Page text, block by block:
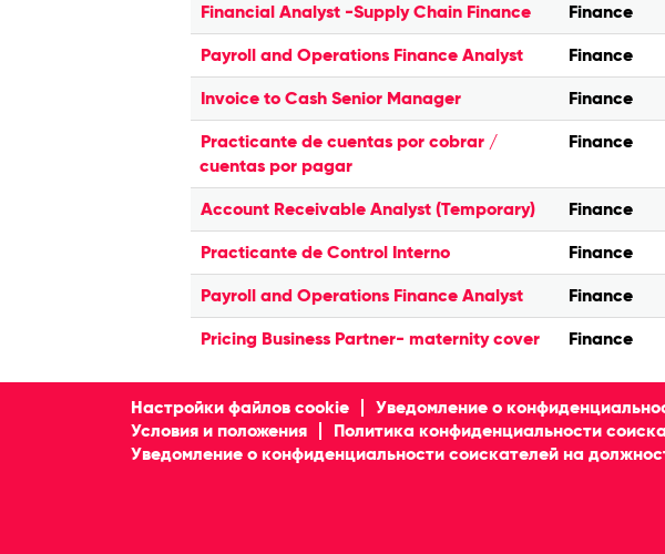
Financial Analyst -Supply Chain Finance Finance
Payroll and Operations Finance Analyst Finance
Invoice to Cash Senior Manager Finance
Practicante de cuentas por cobrar /
cuentas por pagar
Finance
Account Receivable Analyst (Temporary) Finance
Practicante de Control Interno Finance
Payroll and Operations Finance Analyst Finance
Pricing Business Partner- maternity cover Finance
Настройки файлов cookie Уведомление о
Условия и положения
Политика конфиденциальности
Уведомление о конфиденциальности соискателей на